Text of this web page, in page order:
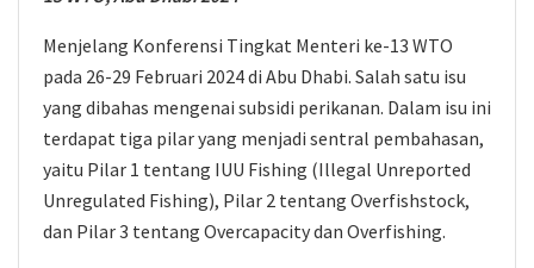
Menjelang Konferensi Tingkat Menteri ke-13 WTO
pada 26-29 Februari 2024 di Abu Dhabi. Salah satu isu
yang dibahas mengenai subsidi perikanan. Dalam isu ini
terdapat tiga pilar yang menjadi sentral pembahasan,
yaitu Pilar 1 tentang IUU Fishing (Illegal Unreported
Unregulated Fishing), Pilar 2 tentang Overfishstock,
dan Pilar 3 tentang Overcapacity dan Overfishing.